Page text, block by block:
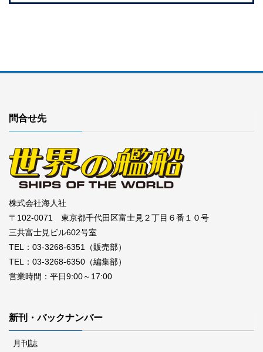
問合せ先
株式会社海人社
〒102-0071 東京都千代田区富士見２丁目６番１０号
三共富士見ビル602号室
TEL：03-3268-6351（販売部）
TEL：03-3268-6350（編集部）
営業時間：平日9:00～17:00
新刊・バックナンバー
月刊誌